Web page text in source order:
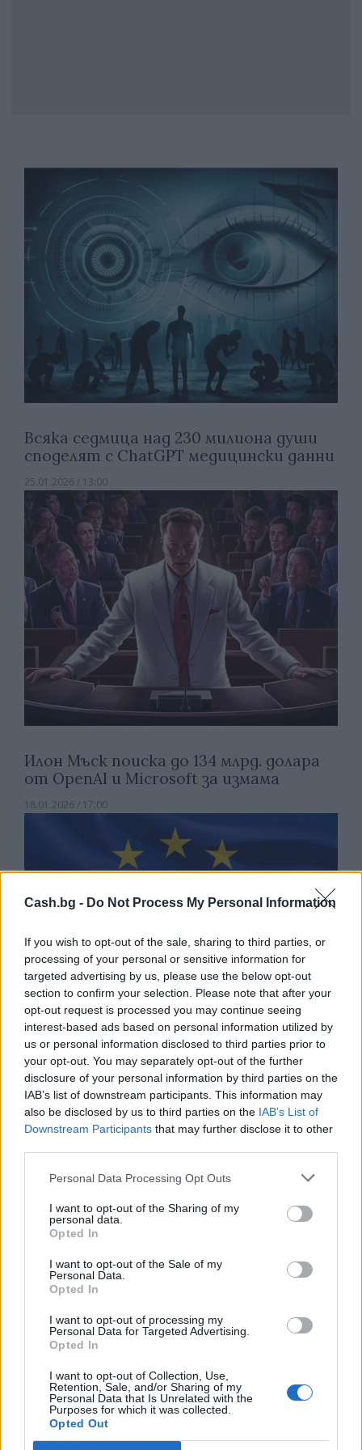
Cash.bg - Do Not Process My Personal Information
If you wish to opt-out of the sale, sharing to third parties, or
processing of your personal or sensitive information for
targeted advertising by us, please use the below opt-out
section to confirm your selection. Please note that after your
opt-out request is processed you may continue seeing
interest-based ads based on personal information utilized by
us or personal information disclosed to third parties prior to
your opt-out. You may separately opt-out of the further
disclosure of your personal information by third parties on the
IAB’s list of downstream participants. This information may
also be disclosed by us to third parties on the IAB’s List of
Downstream Participants that may further disclose it to other
Personal Data Processing Opt Outs
I want to opt-out of the Sharing of my
personal data.
Opted In
I want to opt-out of the Sale of my
Personal Data.
Opted In
I want to opt-out of processing my
Personal Data for Targeted Advertising.
Opted In
I want to opt-out of Collection, Use,
Retention, Sale, and/or Sharing of my
Personal Data that Is Unrelated with the
Purposes for which it was collected.
Opted Out
Всяка седмица над 230 милиона души
споделят с ChatGPT медицински данни
25.01.2026 / 13:00
Илон Мъск поиска до 134 млрд. долара
от OpenAI и Microsoft за измама
18.01.2026 / 17:00
В Европа оцениха влиянието на
изкуствения интелект върху
икономиката
Китай намали изоставането си в
областта на ИИ спрямо САЩ от 3